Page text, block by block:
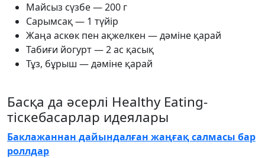
Майсыз сүзбе — 200 г
Сарымсақ — 1 түйір
Жаңа аскөк пен ақжелкен — дәміне қарай
Табиғи йогурт — 2 ас қасық
Тұз, бұрыш — дәміне қарай
Басқа да әсерлі Healthy Eating-
тіскебасарлар идеялары
Баклажаннан дайындалған жаңғақ салмасы бар
роллдар